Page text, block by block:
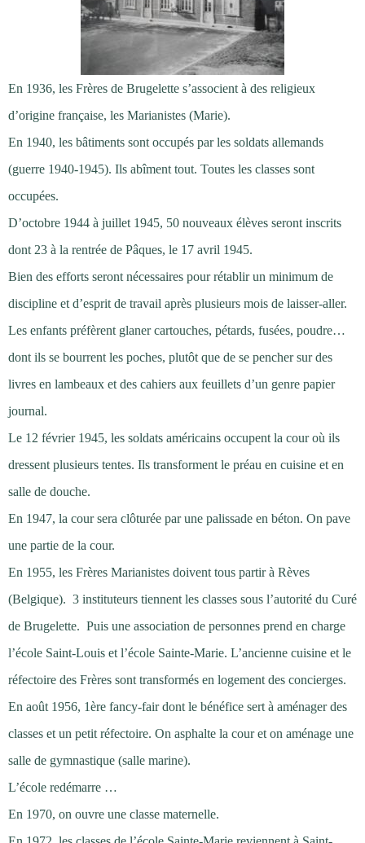
En 1936, les Frères de Brugelette s’associent à des religieux
d’origine française, les Marianistes (Marie).
En 1940, les bâtiments sont occupés par les soldats allemands
(guerre 1940-1945). Ils abîment tout. Toutes les classes sont
occupées.
D’octobre 1944 à juillet 1945, 50 nouveaux élèves seront inscrits
dont 23 à la rentrée de Pâques, le 17 avril 1945.
Bien des efforts seront nécessaires pour rétablir un minimum de
discipline et d’esprit de travail après plusieurs mois de laisser-aller.
Les enfants préfèrent glaner cartouches, pétards, fusées, poudre…
dont ils se bourrent les poches, plutôt que de se pencher sur des
livres en lambeaux et des cahiers aux feuillets d’un genre papier
journal.
Le 12 février 1945, les soldats américains occupent la cour où ils
dressent plusieurs tentes. Ils transforment le préau en cuisine et en
salle de douche.
En 1947, la cour sera clôturée par une palissade en béton. On pave
une partie de la cour.
En 1955, les Frères Marianistes doivent tous partir à Rèves
(Belgique). 3 instituteurs tiennent les classes sous l’autorité du Curé
de Brugelette. Puis une association de personnes prend en charge
l’école Saint-Louis et l’école Sainte-Marie. L’ancienne cuisine et le
réfectoire des Frères sont transformés en logement des concierges.
En août 1956, 1ère fancy-fair dont le bénéfice sert à aménager des
classes et un petit réfectoire. On asphalte la cour et on aménage une
salle de gymnastique (salle marine).
L’école redémarre …
En 1970, on ouvre une classe maternelle.